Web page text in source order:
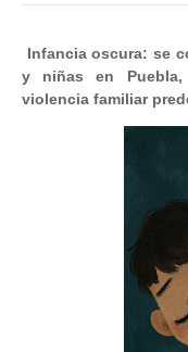
Infancia oscura: se
y niñas en
violencia familiar